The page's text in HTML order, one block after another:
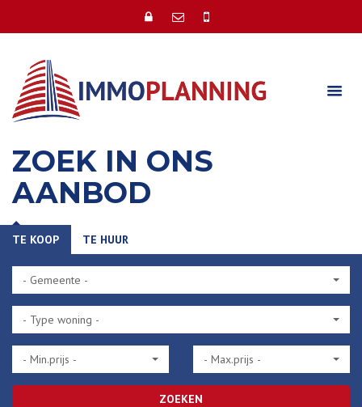
ZOEK IN ONS
AANBOD
- Gemeente -
- Type woning -
- Min.prijs - - Max.prijs -
ZOEKEN
TE KOOP TE HUUR